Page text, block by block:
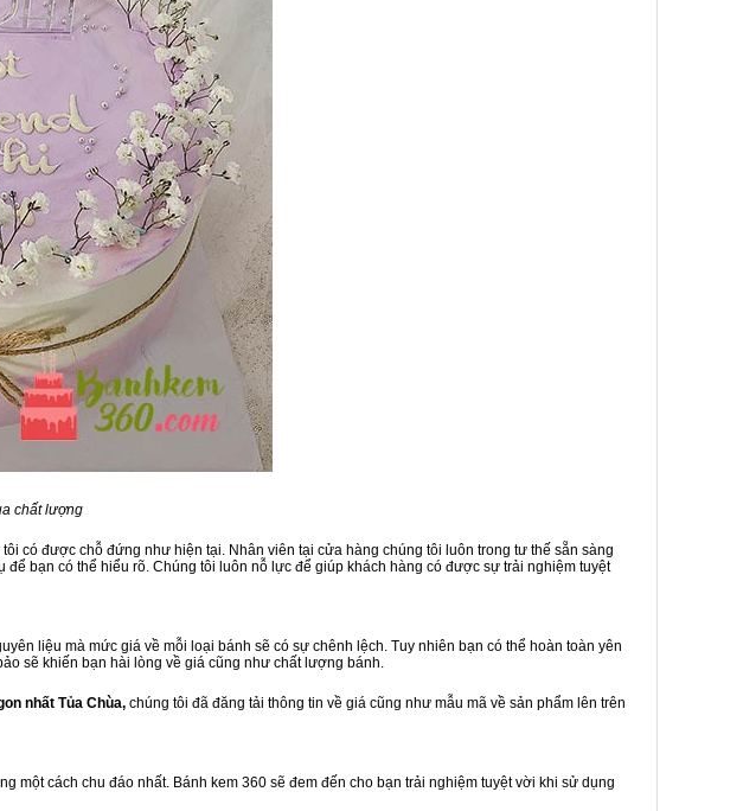
chất lượng
tôi có được chỗ đứng như hiện tại. Nhân viên tại cửa hàng chúng tôi luôn trong tư thế sẵn sàng
bạn có thể hiểu rõ. Chúng tôi luôn nỗ lực để giúp khách hàng có được sự trải nghiệm tuyệt
liệu mà mức giá về mỗi loại bánh sẽ có sự chênh lệch. Tuy nhiên bạn có thể hoàn toàn yên
sẽ khiến bạn hài lòng về giá cũng như chất lượng bánh.
nhất Tủa Chùa, chúng tôi đã đăng tải thông tin về giá cũng như mẫu mã về sản phẩm lên trên
một cách chu đáo nhất. Bánh kem 360 sẽ đem đến cho bạn trải nghiệm tuyệt vời khi sử dụng